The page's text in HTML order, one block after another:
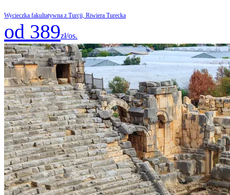
Wycieczka fakultatywna z Turcji, Riwiera Turecka
od 389zł/os.